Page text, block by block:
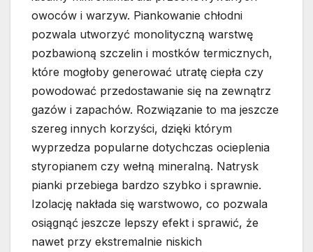
owoców i warzyw. Piankowanie chłodni
pozwala utworzyć monolityczną warstwę
pozbawioną szczelin i mostków termicznych,
które mogłoby generować utratę ciepła czy
powodować przedostawanie się na zewnątrz
gazów i zapachów. Rozwiązanie to ma jeszcze
szereg innych korzyści, dzięki którym
wyprzedza popularne dotychczas ocieplenia
styropianem czy wełną mineralną. Natrysk
pianki przebiega bardzo szybko i sprawnie.
Izolację nakłada się warstwowo, co pozwala
osiągnąć jeszcze lepszy efekt i sprawić, że
nawet przy ekstremalnie niskich